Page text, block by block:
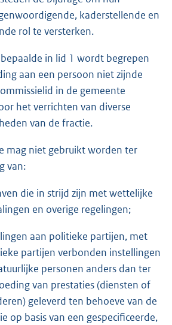
kaderstellende en
rol te versterken.
in lid 1 wordt begrepen
aan een persoon niet zijnde
in de gemeente
het verrichten van diverse
van de fractie.
mag niet gebruikt worden ter
van:
die in strijd zijn met wettelijke
en overige regelingen;
aan politieke partijen, met
partijen verbonden instellingen
personen anders dan ter
van prestaties (diensten of
geleverd ten behoeve van de
op basis van een gespecificeerde,